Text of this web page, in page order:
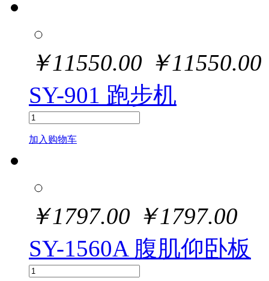
￥11550.00 ￥11550.00
SY-901 跑步机
加入购物车
￥1797.00 ￥1797.00
SY-1560A 腹肌仰卧板